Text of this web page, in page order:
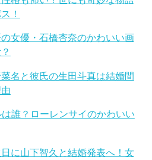
！
女優・石橋杏奈のかわいい画
名と彼氏の生田斗真は結婚間
誰？ローレンサイのかわいい
に山下智久と結婚発表へ！女